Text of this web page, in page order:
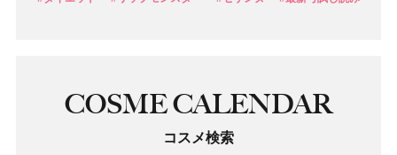
COSME CALENDAR
コスメ検索